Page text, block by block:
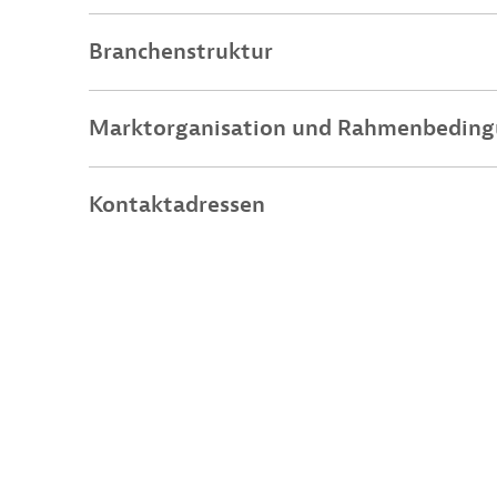
Branchenstruktur
Marktorganisation und
Kontaktadressen